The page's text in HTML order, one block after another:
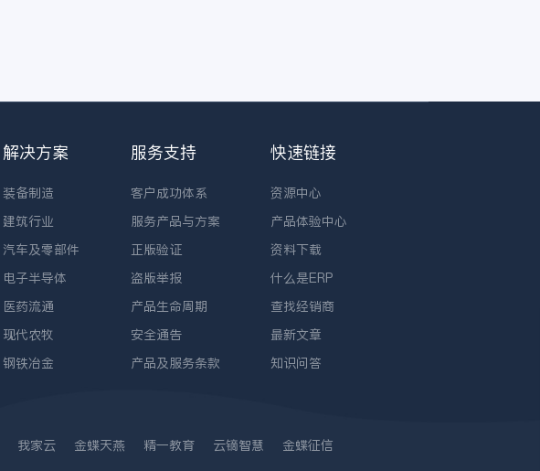
解决方案
装备制造
建筑行业
汽车及零部件
电子半导体
医药流通
现代农牧
钢铁冶金
服务支持
客户成功体系
服务产品与方案
正版验证
盗版举报
产品生命周期
安全通告
产品及服务条款
快速链接
资源中心
产品体验中心
资料下载
什么是ERP
查找经销商
最新文章
知识问答
我家云 金蝶天燕 精一教育 云镝智慧 金蝶征信